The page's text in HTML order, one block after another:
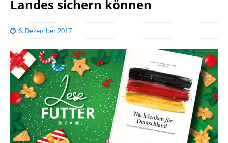
Landes sichern können
6. Dezember 2017